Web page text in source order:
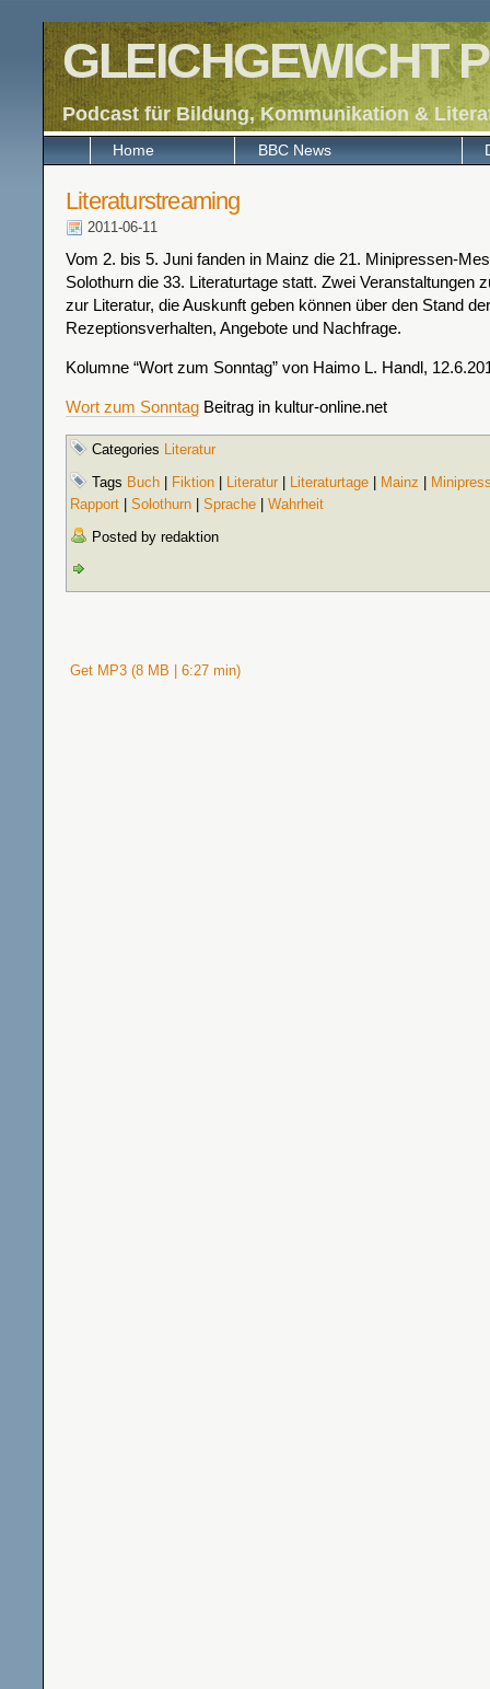
GLEICHGEWICHT
Podcast für Bildung, Kommunikation &
BBC News
Home
Literaturstreaming
2011-06-11
Vom 2. bis 5. Juni fanden in Mainz die 21. Minipressen-
Solothurn die 33. Literaturtage statt. Zwei Veranstaltungen
zur Literatur, die Auskunft geben können über den Stand
Rezeptionsverhalten, Angebote und Nachfrage.
Kolumne “Wort zum Sonntag” von Haimo L. Handl,
Wort zum Sonntag Beitrag in kultur-online.net
Categories Literatur
Tags Buch Fiktion Literatur Literaturtage Mainz
Rapport
Solothurn Sprache
Wahrheit
Posted by redaktion
Get MP3 (8 MB | 6:27 min)